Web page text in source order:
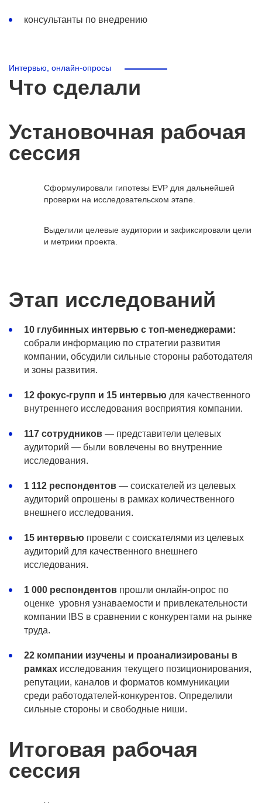
консультанты по внедрению
Интервью, онлайн-опросы
Что сделали
Установочная рабочая
сессия
Сформулировали гипотезы EVP для дальнейшей
проверки на исследовательском этапе.
Выделили целевые аудитории и зафиксировали цели
и метрики проекта.
Этап исследований
10 глубинных интервью с топ-менеджерами:
собрали информацию по стратегии развития
компании, обсудили сильные стороны работодателя
и зоны развития.
12 фокус-групп и 15 интервью для качественного
внутреннего исследования восприятия компании.
117 сотрудников — представители целевых
аудиторий — были вовлечены во внутренние
исследования.
1 112 респондентов — соискателей из целевых
аудиторий опрошены в рамках количественного
внешнего исследования.
15 интервью провели с соискателями из целевых
аудиторий для качественного внешнего
исследования.
1 000 респондентов прошли онлайн-опрос по
оценке уровня узнаваемости и привлекательности
компании IBS в сравнении с конкурентами на рынке
труда.
22 компании изучены и проанализированы в
рамках исследования текущего позиционирования,
репутации, каналов и форматов коммуникации
среди работодателей-конкурентов. Определили
сильные стороны и свободные ниши.
Итоговая рабочая
сессия